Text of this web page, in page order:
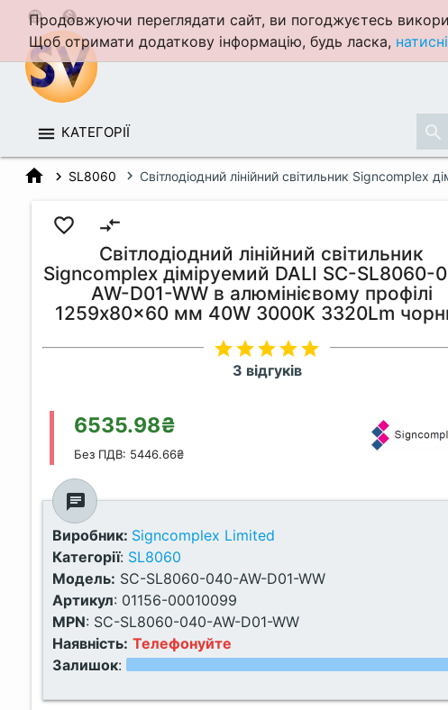
language monetization_on
КАТЕГОРІЇ search
home SL8060 Світлодіодний лінійний світильник
favorite_border compare_arrows
Світлодіодний лінійний світильник
Signcomplex діміруемий DALI SC-SL8060-
AW-D01-WW в алюмінієвому профілі
1259x80x60 мм 40W 3000K 3320Lm
starstarstarstarstar
3 відгуків
6535.98₴
Без ПДВ: 5446.66₴
chat
Виробник: Signcomplex Limited
Категорії: SL8060
Модель: SC-SL8060-040-AW-D01-WW
Артикул: 01156-00010099
MPN: SC-SL8060-040-AW-D01-WW
Наявність: Телефонуйте
Залишок:
Продовжуючи переглядати сайт, ви погоджуєтесь
Щоб отримати додаткову інформацію, будь ласка,